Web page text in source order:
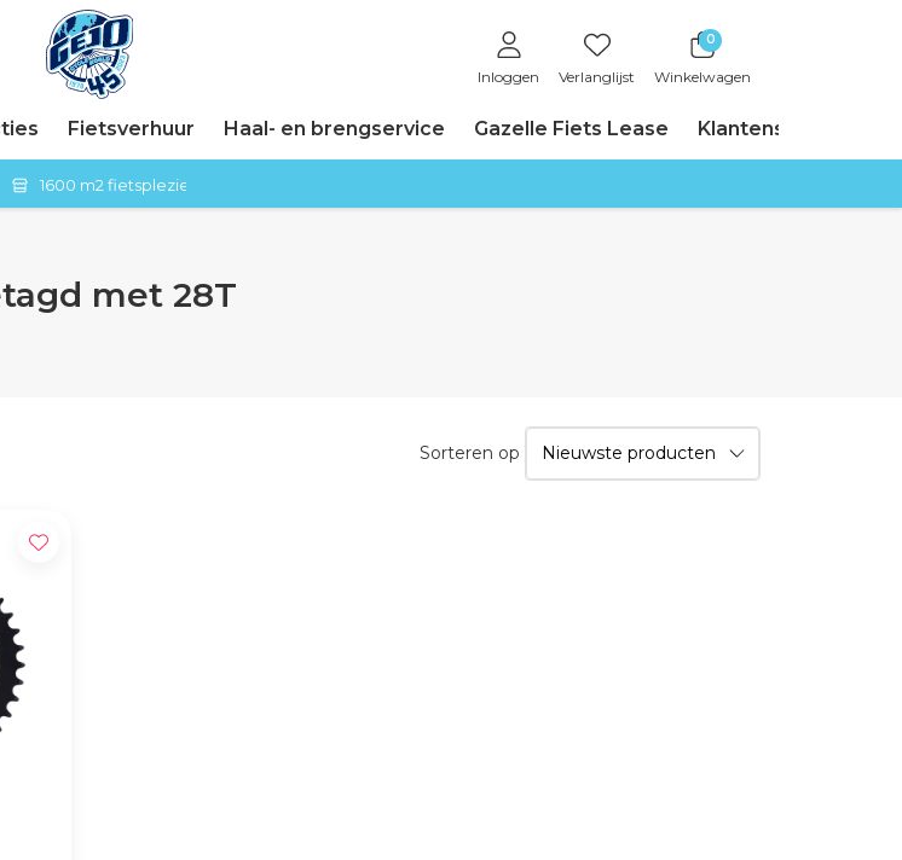
Inloggen Verlanglijst
0
Winkelwagen
Fietsverhuur Haal- en brengservice Gazelle Fiets Lease Klantenservice
1600 m2 fietsplezier in Tiel
met 28T
Sorteren op